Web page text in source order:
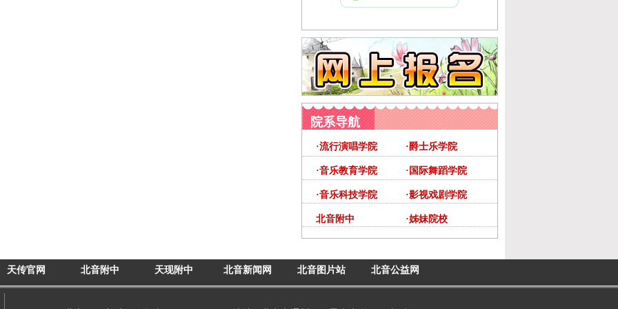
院系导航
·流行演唱学院 ·爵士乐学院
·音乐教育学院 ·国际舞蹈学院
·音乐科技学院 ·影视戏剧学院
北音附中 ·姊妹院校
天传官网 北音附中 天现附中 北音新闻网 北音图片站 北音公益网